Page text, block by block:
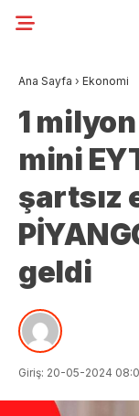
Ana Sayfa › Ekonomi
1
mini
şartsız
geldi
Giriş: 20-05-2024